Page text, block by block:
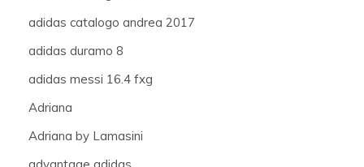
adidas catalogo andrea 2017
adidas duramo 8
adidas messi 16.4 fxg
Adriana
Adriana by Lamasini
advantage adidas